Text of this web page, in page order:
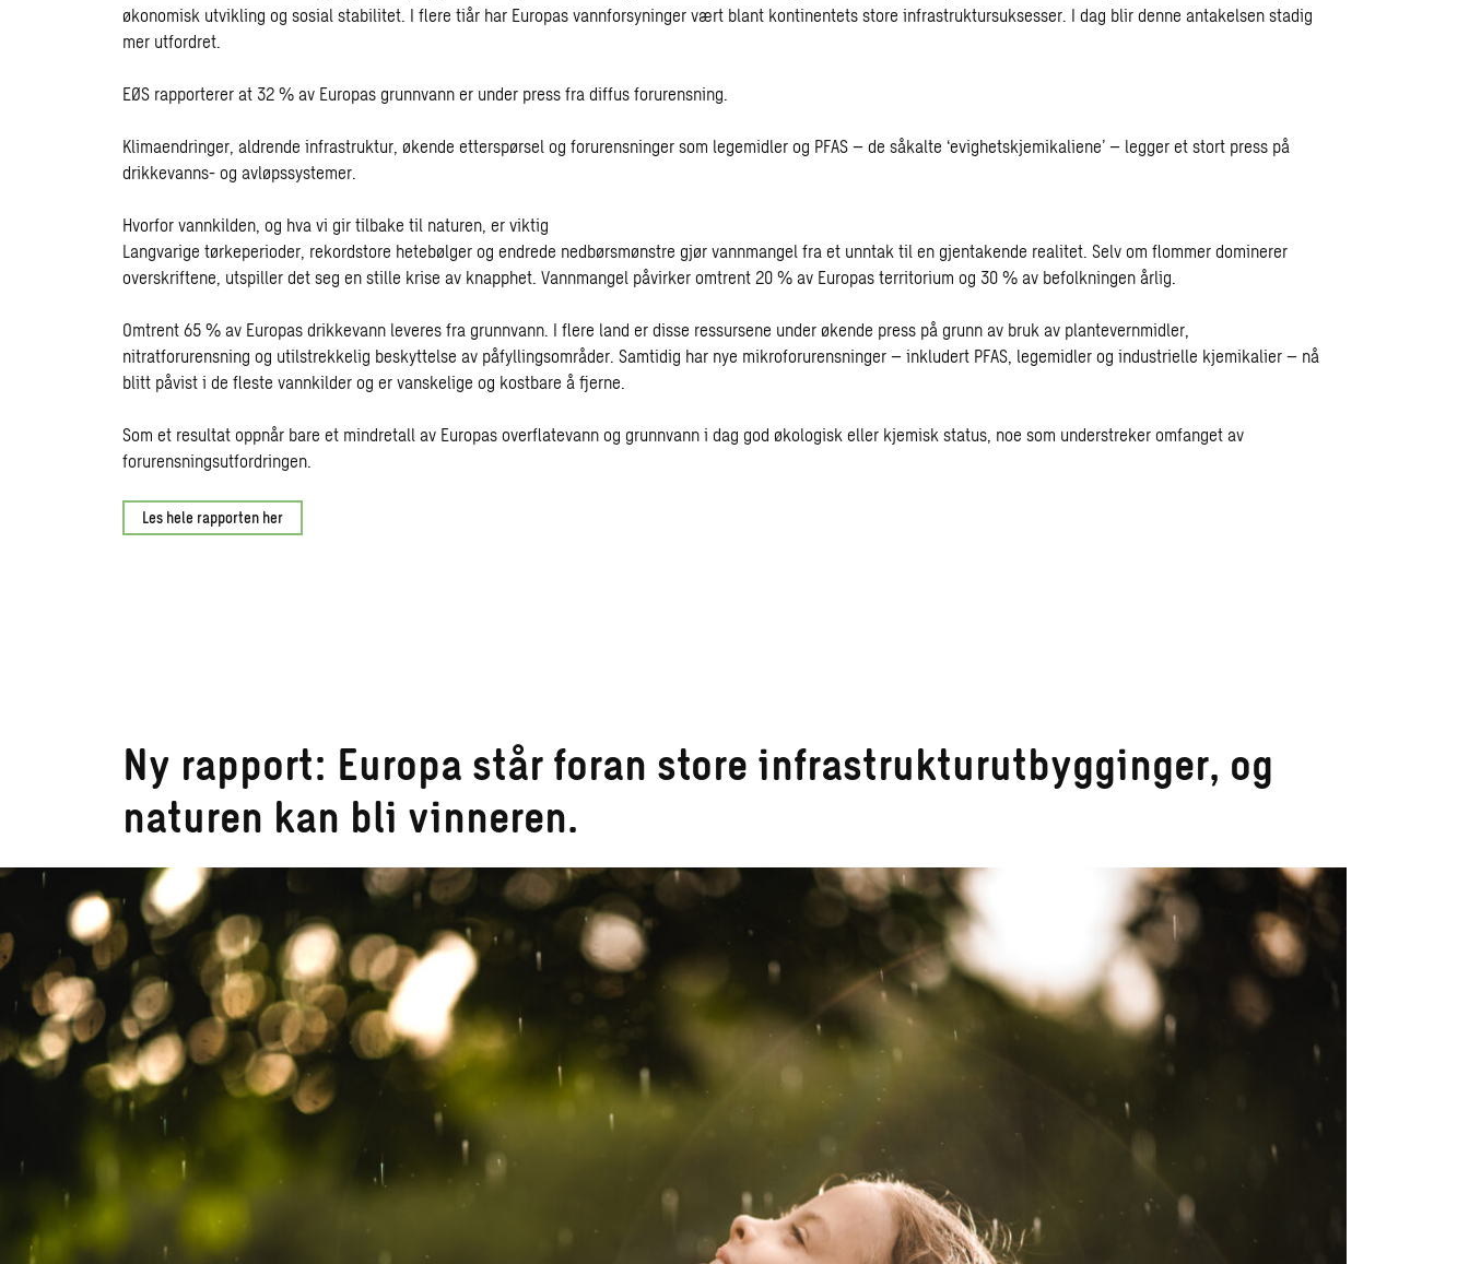
økonomisk utvikling og sosial stabilitet. I flere tiår har Europas vannforsyninger vært blant kontinentets store infrastruktursuksesser. I dag blir denne antakelsen stadig
mer utfordret.
EØS rapporterer at 32 % av Europas grunnvann er under press fra diffus forurensning.
Klimaendringer, aldrende infrastruktur, økende etterspørsel og forurensninger som legemidler og PFAS – de såkalte ‘evighetskjemikaliene’ – legger et stort press på
drikkevanns- og avløpssystemer.
Hvorfor vannkilden, og hva vi gir tilbake til naturen, er viktig
Langvarige tørkeperioder, rekordstore hetebølger og endrede nedbørsmønstre gjør vannmangel fra et unntak til en gjentakende realitet. Selv om flommer dominerer
overskriftene, utspiller det seg en stille krise av knapphet. Vannmangel påvirker omtrent 20 % av Europas territorium og 30 % av befolkningen årlig.
Omtrent 65 % av Europas drikkevann leveres fra grunnvann. I flere land er disse ressursene under økende press på grunn av bruk av plantevernmidler,
nitratforurensning og utilstrekkelig beskyttelse av påfyllingsområder. Samtidig har nye mikroforurensninger – inkludert PFAS, legemidler og industrielle kjemikalier – nå
blitt påvist i de fleste vannkilder og er vanskelige og kostbare å fjerne.
Som et resultat oppnår bare et mindretall av Europas overflatevann og grunnvann i dag god økologisk eller kjemisk status, noe som understreker omfanget av
forurensningsutfordringen.
Les hele rapporten her
Ny rapport: Europa står foran store infrastrukturutbygginger, og
naturen kan bli vinneren.